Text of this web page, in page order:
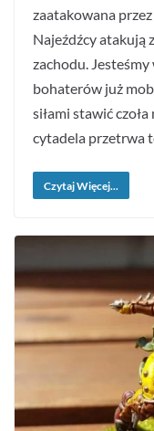
zaatakowana
Najeźdźcy atakują
zachodu.
bohaterów już
siłami stawić
cytadela przetrwa
Czytaj Więcej...